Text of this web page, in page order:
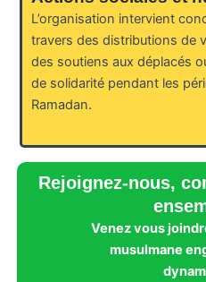
L’organisation intervient
travers des distributions de
des soutiens aux déplacés
de solidarité pendant les
Ramadan.
Rejoignez-nous,
Venez vous
musulmane